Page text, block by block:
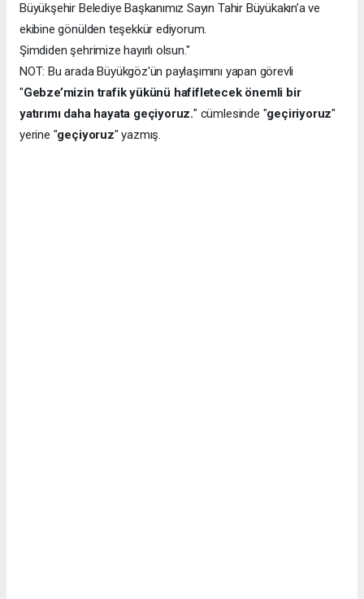
Büyükşehir Belediye Başkanımız Sayın Tahir Büyükakın’a ve
ekibine gönülden teşekkür ediyorum.
Şimdiden şehrimize hayırlı olsun."
NOT: Bu arada Büyükgöz'ün paylaşımını yapan görevli
"Gebze’mizin trafik yükünü hafifletecek önemli bir
yatırımı daha hayata geçiyoruz." cümlesinde "geçiriyoruz"
yerine "geçiyoruz" yazmış.